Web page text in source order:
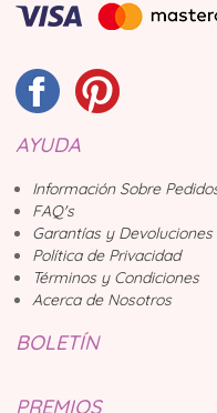
AYUDA
Información Sobre
FAQ's
Garantías y Devoluciones
Política de Privacidad
Términos y Condiciones
Acerca de Nosotros
BOLETÍN
PREMIOS